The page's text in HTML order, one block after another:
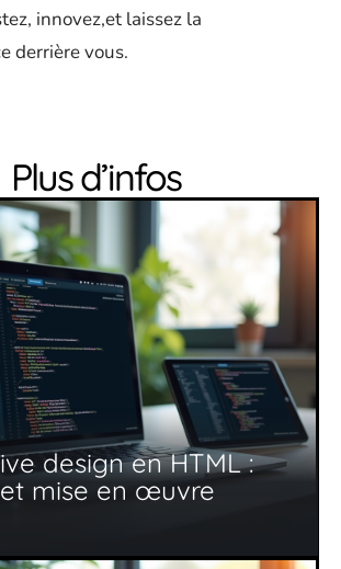
innovez,et laissez la
derrière vous.
Plus d’infos
design en HTML :
mise en œuvre